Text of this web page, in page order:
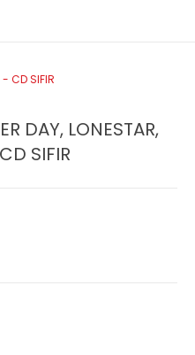
- CD SIFIR
DAY, LONESTAR,
SIFIR